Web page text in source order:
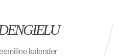
kalender